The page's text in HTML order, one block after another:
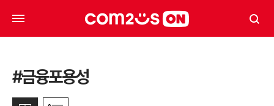
#금융포용성